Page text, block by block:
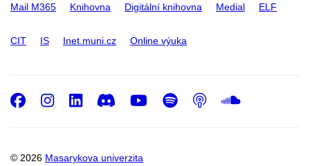
Mail M365 Knihovna Digitální knihovna Medial ELF
CIT IS Inet.muni.cz Online výuka
© 2026 Masarykova univerzita
Facebook
Instagram
LinkedIn
DiscordYoutube
Spotify
Podcast